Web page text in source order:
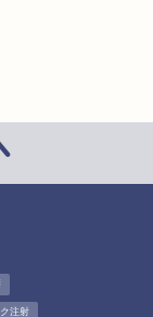
注射